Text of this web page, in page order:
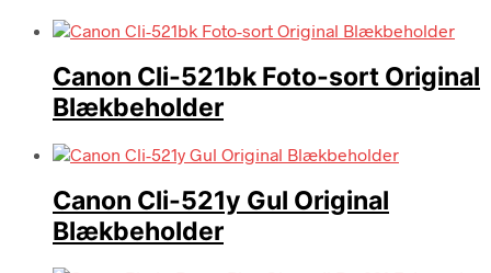
Canon Cli-521bk Foto-sort Original
Blækbeholder
Canon Cli-521y Gul Original
Blækbeholder